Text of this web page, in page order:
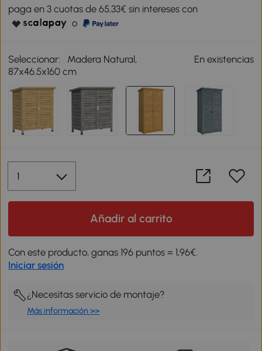
paga en 3 cuotas de 65,33€ sin intereses con
o
Seleccionar:
Madera Natural,
87x46.5x160 cm
En existencias
Añadir al carrito
Con este producto, ganas 196 puntos = 1,96€.
Iniciar sesión
¿Necesitas servicio de montaje?
Más información >>